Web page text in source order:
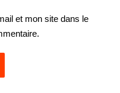
et mon site dans le